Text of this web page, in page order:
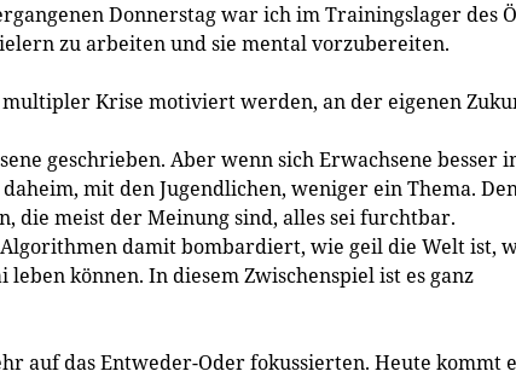
Donnerstag war ich im Trainingslager des
zu arbeiten und sie mental vorzubereiten.
­Krise motiviert werden, an der eigenen
geschrieben. Aber wenn sich Erwachsene besser
mit den Jugendlichen, weniger ein Thema.
die meist der Meinung sind, alles sei furchtbar.
damit bombardiert, wie geil die Welt ist,
können. In diesem Zwischenspiel ist es ganz
auf das Entweder-Oder fokussierten. Heute kommt